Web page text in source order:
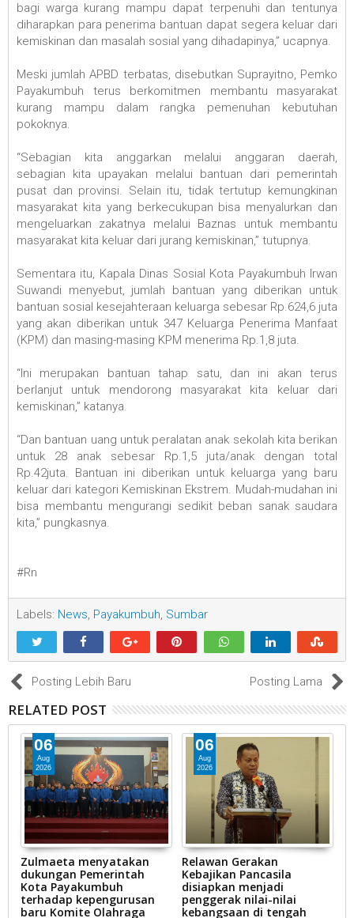
bagi warga kurang mampu dapat terpenuhi dan tentunya
diharapkan para penerima bantuan dapat segera keluar dari
kemiskinan dan masalah sosial yang dihadapinya,” ucapnya.
Meski jumlah APBD terbatas, disebutkan Suprayitno, Pemko
Payakumbuh terus berkomitmen membantu masyarakat
kurang mampu dalam rangka pemenuhan kebutuhan
pokoknya.
“Sebagian kita anggarkan melalui anggaran daerah,
sebagian kita upayakan melalui bantuan dari pemerintah
pusat dan provinsi. Selain itu, tidak tertutup kemungkinan
masyarakat kita yang berkecukupan bisa menyalurkan dan
mengeluarkan zakatnya melalui Baznas untuk membantu
masyarakat kita keluar dari jurang kemiskinan,” tutupnya.
Sementara itu, Kapala Dinas Sosial Kota Payakumbuh Irwan
Suwandi menyebut, jumlah bantuan yang diberikan untuk
bantuan sosial kesejahteraan keluarga sebesar Rp.624,6 juta
yang akan diberikan untuk 347 Keluarga Penerima Manfaat
(KPM) dan masing-masing KPM menerima Rp.1,8 juta.
“Ini merupakan bantuan tahap satu, dan ini akan terus
berlanjut untuk mendorong masyarakat kita keluar dari
kemiskinan,” katanya.
“Dan bantuan uang untuk peralatan anak sekolah kita berikan
untuk 28 anak sebesar Rp.1,5 juta/anak dengan total
Rp.42juta. Bantuan ini diberikan untuk keluarga yang baru
keluar dari kategori Kemiskinan Ekstrem. Mudah-mudahan ini
bisa membantu mengurangi sedikit beban sanak saudara
kita,” pungkasnya.
#Rn
Labels: News, Payakumbuh, Sumbar
Posting Lebih Baru Posting Lama
RELATED POST
06
Aug
2026
Zulmaeta menyatakan
dukungan Pemerintah
Kota Payakumbuh
terhadap kepengurusan
baru Komite Olahraga
06
Aug
2026
Relawan Gerakan
Kebajikan Pancasila
disiapkan menjadi
penggerak nilai-nilai
kebangsaan di tengah